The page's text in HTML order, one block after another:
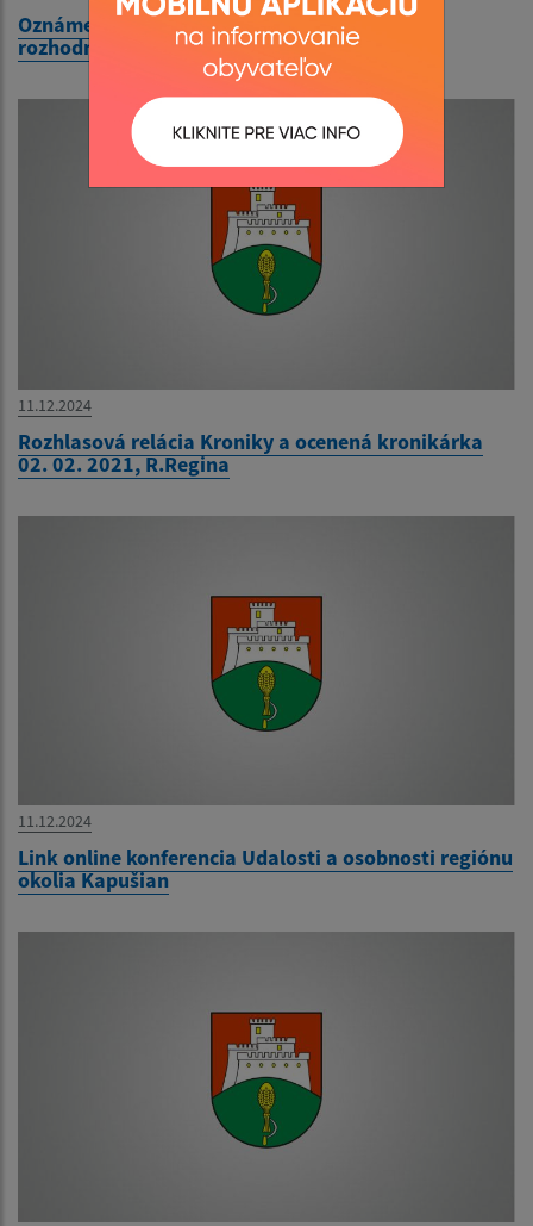
Oznámenie o začatí konania vo veci vydania
rozhodnutia na výrub drevin
11.12.2024
Rozhlasová relácia Kroniky a ocenená kronikárka
02. 02. 2021, R.Regina
11.12.2024
Link online konferencia Udalosti a osobnosti regiónu
okolia Kapušian